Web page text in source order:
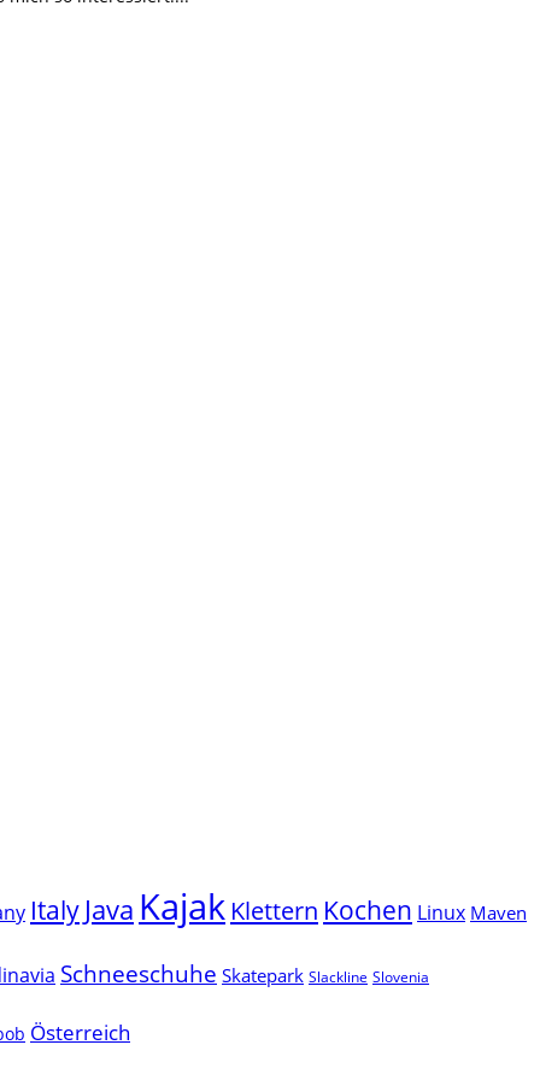
Italy Java Kajak Klettern Kochen Linux Maven
Schneeschuhe Skatepark Slackline Slovenia
Österreich